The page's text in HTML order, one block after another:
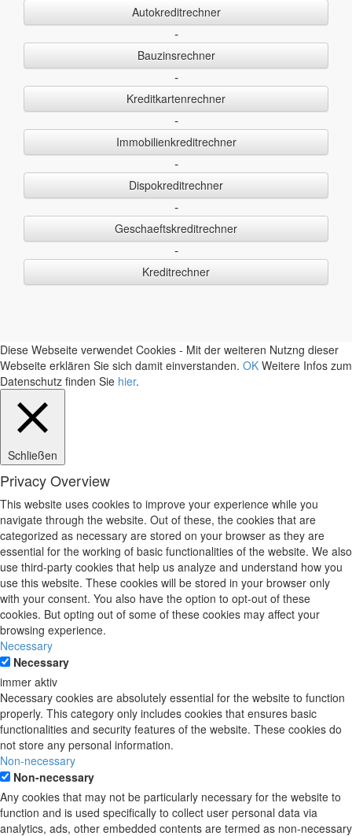
Autokreditrechner
-
Bauzinsrechner
-
Kreditkartenrechner
-
Immobilienkreditrechner
-
Dispokreditrechner
-
Geschaeftskreditrechner
-
Kreditrechner
Diese Webseite verwendet Cookies - Mit der weiteren Nutzng dieser
Webseite erklären Sie sich damit einverstanden. OK Weitere Infos zum
Datenschutz finden Sie hier.
Schließen
Privacy Overview
This website uses cookies to improve your experience while you
navigate through the website. Out of these, the cookies that are
categorized as necessary are stored on your browser as they are
essential for the working of basic functionalities of the website. We also
use third-party cookies that help us analyze and understand how you
use this website. These cookies will be stored in your browser only
with your consent. You also have the option to opt-out of these
cookies. But opting out of some of these cookies may affect your
browsing experience.
Necessary
Necessary
immer aktiv
Necessary cookies are absolutely essential for the website to function
properly. This category only includes cookies that ensures basic
functionalities and security features of the website. These cookies do
not store any personal information.
Non-necessary
Non-necessary
Any cookies that may not be particularly necessary for the website to
function and is used specifically to collect user personal data via
analytics, ads, other embedded contents are termed as non-necessary